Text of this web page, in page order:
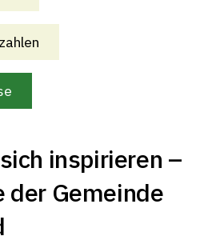
inspirieren –
der Gemeinde